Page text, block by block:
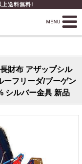
送料無料!
財布 アザップシル
ーフリーダ/ブーゲン
シルバー金具 新品